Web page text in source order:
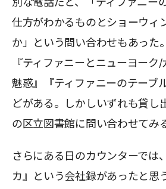
仕方がわかるものとショーウィ
か」という問い合わせもあった
『ティファニーとニューヨーク
魅惑』『ティファニーのテーブ
どがある。しかしいずれも貸し
の区立図書館に問い合わせてみ
さらにある日のカウンターでは
カ』という会社録があったと思